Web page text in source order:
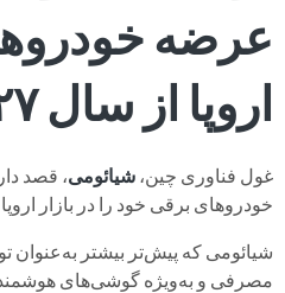
عرضه
اروپا از سال ۲۰۲۷
غول فناوری چین،شیائومی، قصد
خودروهای برقی خود را در بازار اروپا
شیائومی که پیش‌تر بیشتر به‌عنوان